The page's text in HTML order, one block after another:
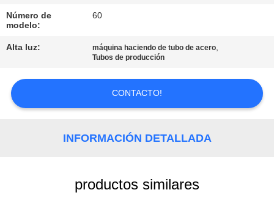
CALIDAD
ÉNTRENOS
EN
CONTACTO
Número de
modelo:
60
Alta luz: máquina haciendo de tubo de acero,
Tubos de producción
CONTACTO!
INFORMACIÓN DETALLADA
productos similares